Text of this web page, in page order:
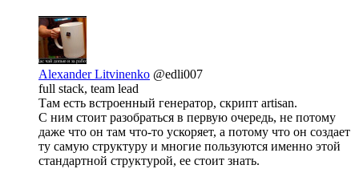
Alexander Litvinenko @edli007
full stack, team lead
Там есть встроенный генератор, скрипт artisan.
С ним стоит разобраться в первую очередь, не потому
даже что он там что-то ускоряет, а потому что он создает
ту самую структуру и многие пользуются именно этой
стандартной структурой, ее стоит знать.